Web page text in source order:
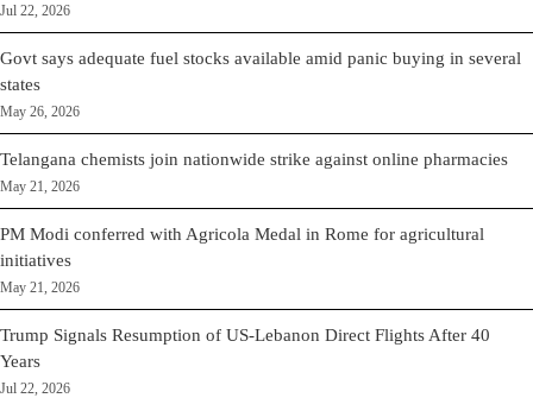
Jul 22, 2026
Govt says adequate fuel stocks available amid panic buying in several
states
May 26, 2026
Telangana chemists join nationwide strike against online pharmacies
May 21, 2026
PM Modi conferred with Agricola Medal in Rome for agricultural
initiatives
May 21, 2026
Trump Signals Resumption of US-Lebanon Direct Flights After 40
Years
Jul 22, 2026